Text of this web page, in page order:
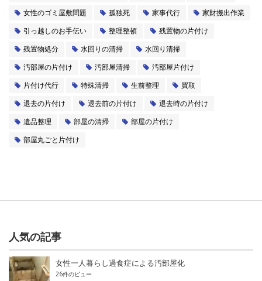
女性のゴミ屋敷問題
孤独死 家事代行
家財搬出作業
引っ越しのお手伝い
整理整頓
残置物の片付け
残置物処分
水回りの清掃
水回り清掃
汚部屋の片付け
汚部屋清掃
汚部屋片付け
片付け代行
特殊清掃 生前整理
買取
退去の片付け
退去前の片付け
退去時の片付け
遺品整理
部屋の清掃
部屋の片付け
部屋丸ごと片付け
人気の記事
女性一人暮らし過食症による汚部屋化
26件のビュー